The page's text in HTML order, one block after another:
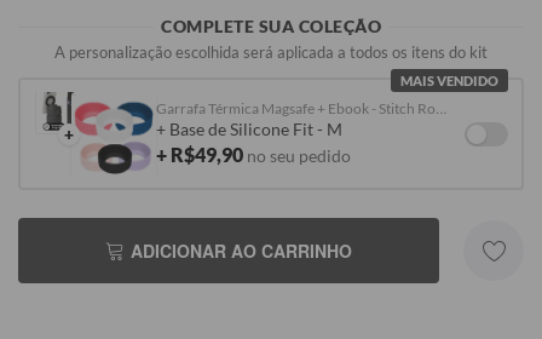
COMPLETE SUA COLEÇÃO
A personalização escolhida será aplicada a todos os itens do kit
MAIS VENDIDO
+ + Base de Silicone Fit - M
+ R$49,90 no seu pedido
ADICIONAR AO CARRINHO